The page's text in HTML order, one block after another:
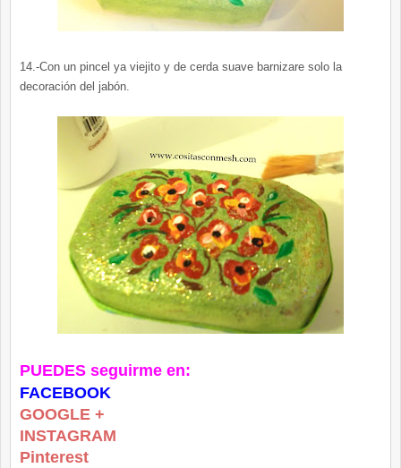
14.-Con un pincel ya viejito y de cerda suave barnizare solo la
decoración del jabón.
PUEDES seguirme en:
FACEBOOK
GOOGLE +
INSTAGRAM
Pinterest